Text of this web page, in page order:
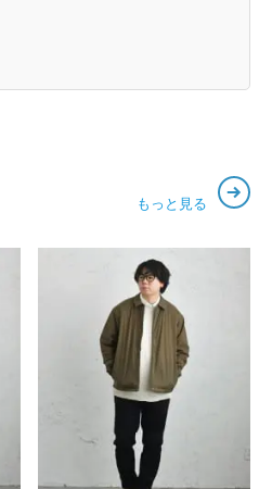
もっと見る